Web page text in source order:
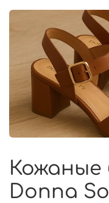
Кожаные
Donna